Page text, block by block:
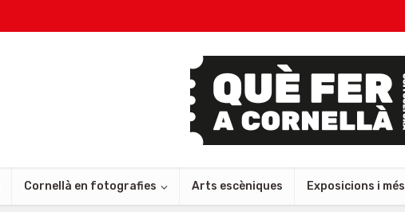
Cornellà en fotografies Arts escèniques Exposicions i més